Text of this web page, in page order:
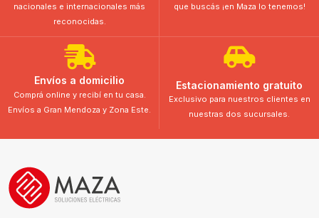
nacionales e internacionales más
reconocidas.
que buscás ¡en Maza lo tenemos!
Envíos a domicilio
Comprá online y recibí en tu casa.
Envíos a Gran Mendoza y Zona Este.
Estacionamiento gratuito
Exclusivo para nuestros clientes en
nuestras dos sucursales.